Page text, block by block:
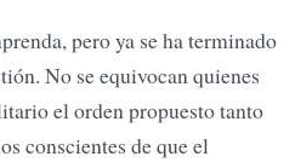
pero ya se ha terminado
No se equivocan quienes
el orden propuesto tanto
conscientes de que el